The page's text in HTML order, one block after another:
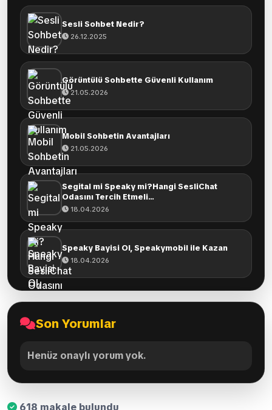
618 makale bulundu
Sesli Sohbet Nedir?
26.12.2025
Görüntülü Sohbette Güvenli Kullanım
21.05.2026
Mobil Sohbetin Avantajları
21.05.2026
Segital mi Speaky mi?Hangi SesliChat
Odasını Tercih Etmeli...
18.04.2026
Speaky Bayisi Ol, Speakymobil ile Kazan
18.04.2026
Son Yorumlar
Henüz onaylı yorum yok.